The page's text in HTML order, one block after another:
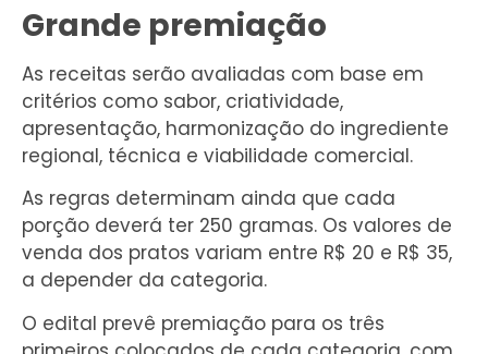
Grande premiação
As receitas serão avaliadas com base em
critérios como sabor, criatividade,
apresentação, harmonização do ingrediente
regional, técnica e viabilidade comercial.
As regras determinam ainda que cada
porção deverá ter 250 gramas. Os valores de
venda dos pratos variam entre R$ 20 e R$ 35,
a depender da categoria.
O edital prevê premiação para os três